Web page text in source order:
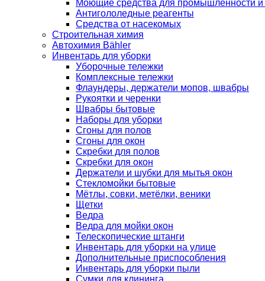
Моющие средства для промышленности и
Антигололедные реагенты
Средства от насекомых
Строительная химия
Автохимия Bähler
Инвентарь для уборки
Уборочные тележки
Комплексные тележки
Флаундеры, держатели мопов, швабры
Рукоятки и черенки
Швабры бытовые
Наборы для уборки
Сгоны для полов
Сгоны для окон
Скребки для полов
Скребки для окон
Держатели и шубки для мытья окон
Стекломойки бытовые
Мётлы, совки, метёлки, веники
Щетки
Ведра
Ведра для мойки окон
Телескопические штанги
Инвентарь для уборки на улице
Дополнительные приспособления
Инвентарь для уборки пыли
Сумки для клининга